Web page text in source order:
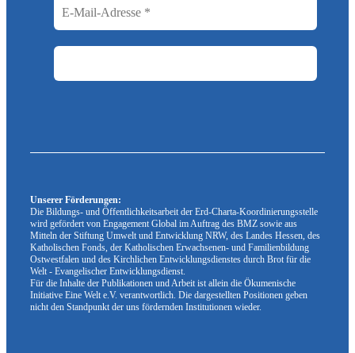
Unserer Förderungen:
Die Bildungs- und Öffentlichkeitsarbeit der Erd-Charta-Koordinierungsstelle
wird gefördert von Engagement Global im Auftrag des BMZ sowie aus
Mitteln der Stiftung Umwelt und Entwicklung NRW, des Landes Hessen, des
Katholischen Fonds, der Katholischen Erwachsenen- und Familienbildung
Ostwestfalen und des Kirchlichen Entwicklungsdienstes durch Brot für die
Welt - Evangelischer Entwicklungsdienst.
Für die Inhalte der Publikationen und Arbeit ist allein die Ökumenische
Initiative Eine Welt e.V. verantwortlich. Die dargestellten Positionen geben
nicht den Standpunkt der uns fördernden Institutionen wieder.